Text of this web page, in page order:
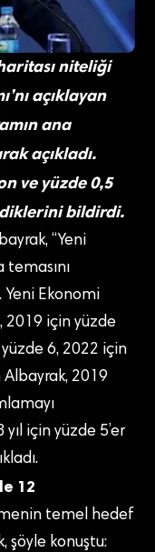
niteliği
açıklayan
ana
açıkladı.
ve yüzde 0,5
bildirdi.
“Yeni
temasını
Yeni Ekonomi
2019 için yüzde
6, 2022 için
Albayrak, 2019
için yüzde 5’er
12
temel hedef
şöyle konuştu: